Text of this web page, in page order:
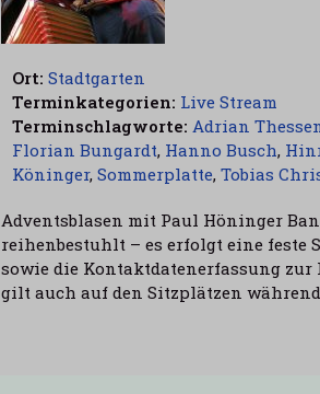
Ort: Stadtgarten
Terminkategorien: Live Stream
Terminschlagworte: Adrian
Florian Bungardt, Hanno Busch,
Köninger, Sommerplatte, Tobias
Adventsblasen mit Paul Höninger
reihenbestuhlt – es erfolgt eine feste
sowie die Kontaktdatenerfassung
gilt auch auf den Sitzplätzen